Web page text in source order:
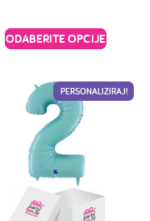
ODABERITE OPCIJE
PERSONALIZIRAJ!